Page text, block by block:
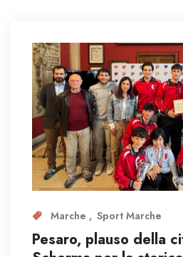
Marche Sport Marche
Pesaro, plauso della